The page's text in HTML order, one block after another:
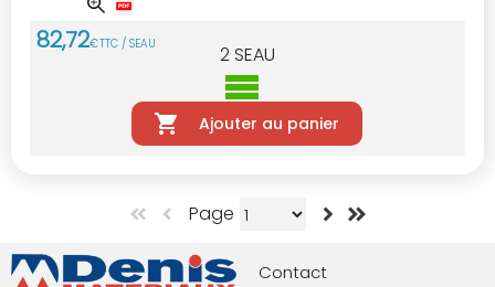
82,72€TTC / SEAU 2 SEAU
Ajouter au panier
Page
Contact